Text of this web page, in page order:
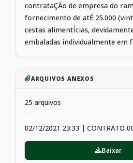
contrataÇÃo de empresa do
fornecimento de atÉ 25.000
cestas alimentÍcias,
embaladas individualmente em
ARQUIVOS ANEXOS
25 arquivos
02/12/2021 23:33 | CONTRATO
Baixar